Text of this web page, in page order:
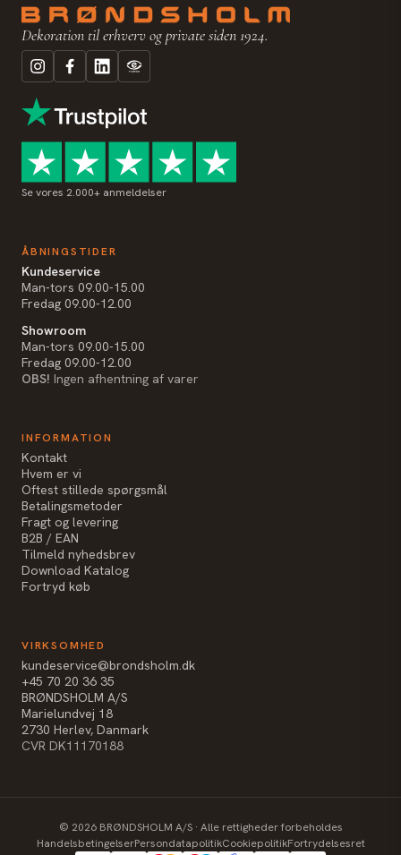
Dekoration til erhverv og private siden 1924.
Se vores 2.000+ anmeldelser
ÅBNINGSTIDER
Kundeservice
Man-tors 09.00-15.00
Fredag 09.00-12.00
Showroom
Man-tors 09.00-15.00
Fredag 09.00-12.00
OBS! Ingen afhentning af varer
INFORMATION
Kontakt
Hvem er vi
Oftest stillede spørgsmål
Betalingsmetoder
Fragt og levering
B2B / EAN
Tilmeld nyhedsbrev
Download Katalog
Fortryd køb
VIRKSOMHED
kundeservice@brondsholm.dk
+45 70 20 36 35
BRØNDSHOLM A/S
Marielundvej 18
2730 Herlev, Danmark
CVR DK11170188
© 2026BRØNDSHOLM A/S · Alle rettigheder forbeholdes
HandelsbetingelserPersondatapolitikCookiepolitikFortrydelsesret